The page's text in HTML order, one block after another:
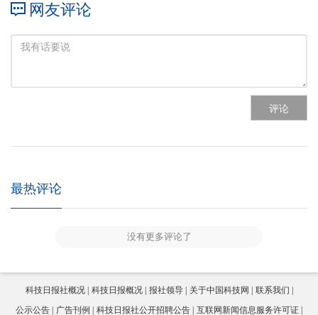
网友评论
评论
最热评论
没有更多评论了
科技日报社概况 科技日报概况 报社领导 关于中国科技网
联系我们
公示公告
广告刊例 科技日报社公开招聘公告 互联网新闻信息服务许可证